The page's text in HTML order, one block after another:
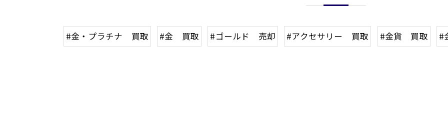
#金・プラチナ 買取 #金 買取 #ゴールド 売却 #アクセサリー 買取 #金貨 買取 #